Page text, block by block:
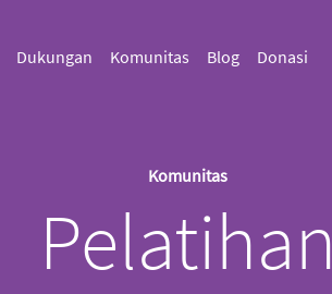
Dukungan Komunitas Blog Donasi
Komunitas
Pelatihan